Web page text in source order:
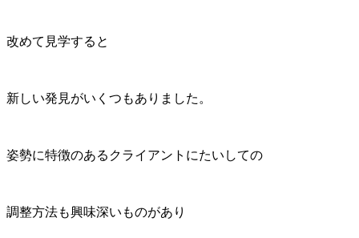
改めて見学すると
新しい発見がいくつもありました。
姿勢に特徴のあるクライアントにたいしての
調整方法も興味深いものがあり